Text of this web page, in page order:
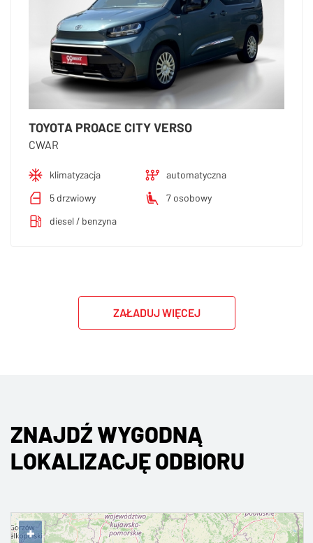
TOYOTA PROACE CITY VERSO
CWAR
klimatyzacja
automatyczna
5 drzwiowy
7 osobowy
diesel / benzyna
ZAŁADUJ WIĘCEJ
ZNAJDŹ WYGODNĄ
LOKALIZACJĘ ODBIORU
+